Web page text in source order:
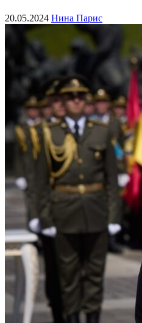
20.05.2024 Нина Парис